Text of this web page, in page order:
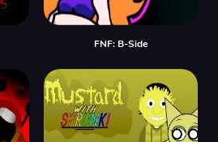
FNF: B-Side